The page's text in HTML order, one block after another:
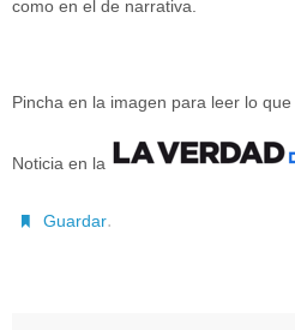
como en el de narrativa.
Pincha en la imagen para leer lo
Noticia en la
Guardar.